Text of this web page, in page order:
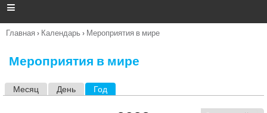
п

Вы
Главная › Календарь › Мероприятия в мире
Мероприятия в мире
Месяц День Год